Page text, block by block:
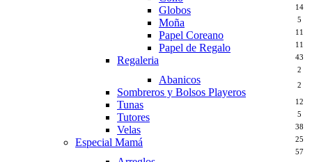
14
Globos
5
Moña
11
Papel Coreano
11
Papel de Regalo
43
Regaleria
2
Abanicos 2
Sombreros y Bolsos Playeros
12
Tunas
5
Tutores
38
Velas
25
Especial Mamá
57